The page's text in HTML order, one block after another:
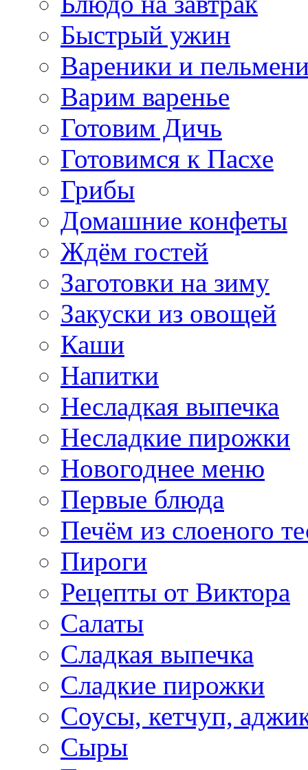
Быстрый ужин
Вареники и
Варим варенье
Готовим Дичь
Готовимся к Пасхе
Грибы
Домашние конфеты
Ждём гостей
Заготовки на зиму
Закуски из овощей
Каши
Напитки
Несладкая выпечка
Несладкие пирожки
Новогоднее меню
Первые блюда
Печём из слоеного
Пироги
Рецепты от Виктора
Салаты
Сладкая выпечка
Сладкие пирожки
Соусы, кетчуп,
Сыры